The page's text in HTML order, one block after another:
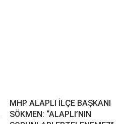
MHP ALAPLI İLÇE BAŞKANI
SÖKMEN: “ALAPLI’NIN